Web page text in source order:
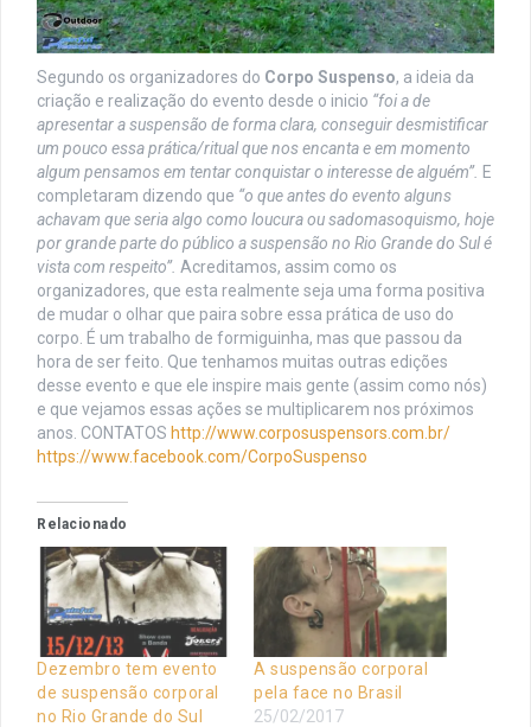
Segundo os organizadores do Corpo Suspenso, a ideia da
criação e realização do evento desde o inicio “foi a de
apresentar a suspensão de forma clara, conseguir desmistificar
um pouco essa prática/ritual que nos encanta e em momento
algum pensamos em tentar conquistar o interesse de alguém”. E
completaram dizendo que “o que antes do evento alguns
achavam que seria algo como loucura ou sadomasoquismo, hoje
por grande parte do público a suspensão no Rio Grande do Sul é
vista com respeito”. Acreditamos, assim como os
organizadores, que esta realmente seja uma forma positiva
de mudar o olhar que paira sobre essa prática de uso do
corpo. É um trabalho de formiguinha, mas que passou da
hora de ser feito. Que tenhamos muitas outras edições
desse evento e que ele inspire mais gente (assim como nós)
e que vejamos essas ações se multiplicarem nos próximos
anos. CONTATOS http://www.corposuspensors.com.br/
https://www.facebook.com/CorpoSuspenso
Relacionado
Dezembro tem evento
de suspensão corporal
no Rio Grande do Sul
A suspensão corporal
pela face no Brasil
25/02/2017